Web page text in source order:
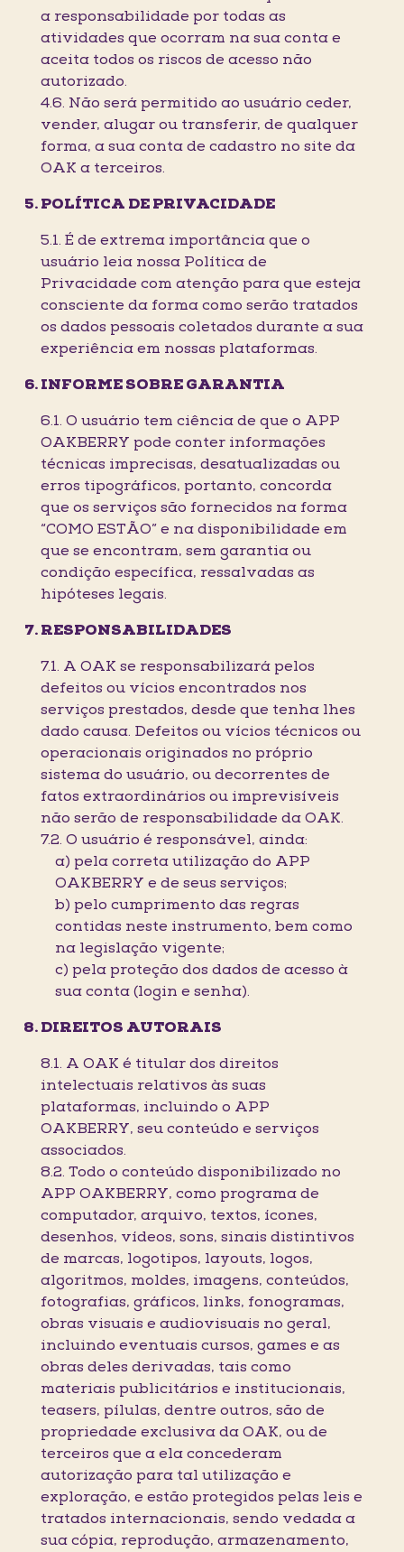
a responsabilidade por todas as
atividades que ocorram na sua conta e
aceita todos os riscos de acesso não
autorizado.
4.6. Não será permitido ao usuário ceder,
vender, alugar ou transferir, de qualquer
forma, a sua conta de cadastro no site da
OAK a terceiros.
POLÍTICA DE PRIVACIDADE
5.1. É de extrema importância que o
usuário leia nossa Política de
Privacidade com atenção para que esteja
consciente da forma como serão tratados
os dados pessoais coletados durante a sua
experiência em nossas plataformas.
INFORME SOBRE GARANTIA
6.1. O usuário tem ciência de que o APP
OAKBERRY pode conter informações
técnicas imprecisas, desatualizadas ou
erros tipográficos, portanto, concorda
que os serviços são fornecidos na forma
“COMO ESTÃO” e na disponibilidade em
que se encontram, sem garantia ou
condição específica, ressalvadas as
hipóteses legais.
RESPONSABILIDADES
7.1. A OAK se responsabilizará pelos
defeitos ou vícios encontrados nos
serviços prestados, desde que tenha lhes
dado causa. Defeitos ou vícios técnicos ou
operacionais originados no próprio
sistema do usuário, ou decorrentes de
fatos extraordinários ou imprevisíveis
não serão de responsabilidade da OAK.
7.2. O usuário é responsável, ainda:
a) pela correta utilização do APP
OAKBERRY e de seus serviços;
b) pelo cumprimento das regras
contidas neste instrumento, bem como
na legislação vigente;
c) pela proteção dos dados de acesso à
sua conta (login e senha).
DIREITOS AUTORAIS
8.1. A OAK é titular dos direitos
intelectuais relativos às suas
plataformas, incluindo o APP
OAKBERRY, seu conteúdo e serviços
associados.
8.2. Todo o conteúdo disponibilizado no
APP OAKBERRY, como programa de
computador, arquivo, textos, ícones,
desenhos, vídeos, sons, sinais distintivos
de marcas, logotipos, layouts, logos,
algoritmos, moldes, imagens, conteúdos,
fotografias, gráficos, links, fonogramas,
obras visuais e audiovisuais no geral,
incluindo eventuais cursos, games e as
obras deles derivadas, tais como
materiais publicitários e institucionais,
teasers, pílulas, dentre outros, são de
propriedade exclusiva da OAK, ou de
terceiros que a ela concederam
autorização para tal utilização e
exploração, e estão protegidos pelas leis e
tratados internacionais, sendo vedada a
sua cópia, reprodução, armazenamento,